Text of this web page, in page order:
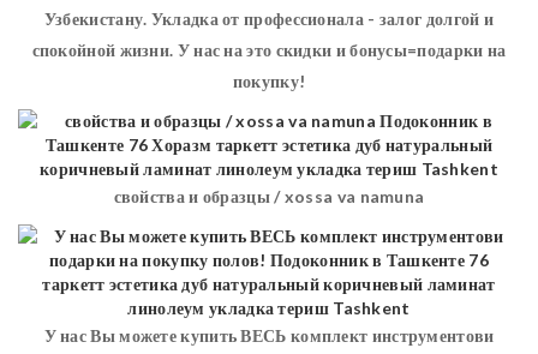
Узбекистану. Укладка от профессионала - залог долгой и
спокойной жизни. У нас на это скидки и бонусы=подарки на
покупку!
свойства и образцы / xossa va namuna
У нас Вы можете купить ВЕСЬ комплект инструментови